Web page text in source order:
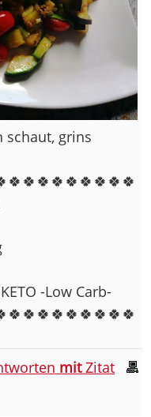
schaut, grins
-Low Carb-
mitZitat